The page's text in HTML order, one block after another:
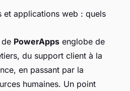
PowerApps englobe de
du support client à la
en passant par la
humaines. Un point